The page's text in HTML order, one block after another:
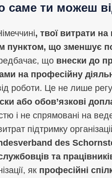
саме ти можеш
, твої витрати на
пунктом, що зменшує
що внески до
на професійну
роботи. Це не лише
або обов’язкові
і не спрямовані на
підтримку
des
та
як професійні